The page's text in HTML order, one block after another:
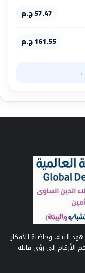
57.47 ج.م
161.55 ج.م
البناء، وحاضنة للأفكار
الأرقام إلى رؤى قابلة